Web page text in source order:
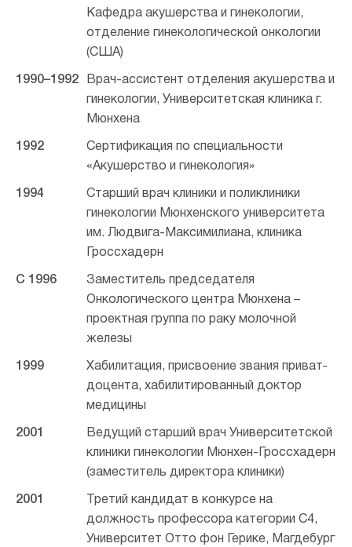
Кафедра акушерства и гинекологии,
отделение гинекологической онкологии
(США)
1990–1992
Врач-ассистент отделения акушерства и
гинекологии, Университетская клиника г.
Мюнхена
1992
Сертификация по специальности
«Акушерство и гинекология»
1994
Старший врач клиники и поликлиники
гинекологии Мюнхенского университета
им. Людвига-Максимилиана, клиника
Гроссхадерн
С 1996
Заместитель председателя
Онкологического центра Мюнхена –
проектная группа по раку молочной
железы
1999
Хабилитация, присвоение звания приват-
доцента, хабилитированный доктор
медицины
2001
Ведущий старший врач Университетской
клиники гинекологии Мюнхен-Гроссхадерн
(заместитель директора клиники)
2001
Третий кандидат в конкурсе на
должность профессора категории C4,
Университет Отто фон Герике, Магдебург